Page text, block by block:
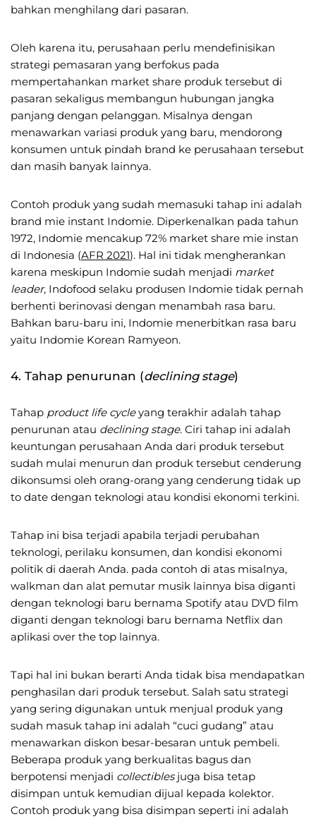
bahkan menghilang dari pasaran.
Oleh karena itu, perusahaan perlu mendefinisikan
strategi pemasaran yang berfokus pada
mempertahankan market share produk tersebut di
pasaran sekaligus membangun hubungan jangka
panjang dengan pelanggan. Misalnya dengan
menawarkan variasi produk yang baru, mendorong
konsumen untuk pindah brand ke perusahaan tersebut
dan masih banyak lainnya.
Contoh produk yang sudah memasuki tahap ini adalah
brand mie instant Indomie. Diperkenalkan pada tahun
1972, Indomie mencakup 72% market share mie instan
di Indonesia (AFR 2021). Hal ini tidak mengherankan
karena meskipun Indomie sudah menjadi market
leader, Indofood selaku produsen Indomie tidak pernah
berhenti berinovasi dengan menambah rasa baru.
Bahkan baru-baru ini, Indomie menerbitkan rasa baru
yaitu Indomie Korean Ramyeon.
4. Tahap penurunan (declining stage)
Tahap product life cycleyang terakhir adalah tahap
penurunan atau declining stage. Ciri tahap ini adalah
keuntungan perusahaan Anda dari produk tersebut
sudah mulai menurun dan produk tersebut cenderung
dikonsumsi oleh orang-orang yang cenderung tidak up
to date dengan teknologi atau kondisi ekonomi terkini.
Tahap ini bisa terjadi apabila terjadi perubahan
teknologi, perilaku konsumen, dan kondisi ekonomi
politik di daerah Anda. pada contoh di atas misalnya,
walkman dan alat pemutar musik lainnya bisa diganti
dengan teknologi baru bernama Spotify atau DVD film
diganti dengan teknologi baru bernama Netflix dan
aplikasi over the top lainnya.
Tapi hal ini bukan berarti Anda tidak bisa mendapatkan
penghasilan dari produk tersebut. Salah satu strategi
yang sering digunakan untuk menjual produk yang
sudah masuk tahap ini adalah “cuci gudang” atau
menawarkan diskon besar-besaran untuk pembeli.
Beberapa produk yang berkualitas bagus dan
berpotensi menjadi collectiblesjuga bisa tetap
disimpan untuk kemudian dijual kepada kolektor.
Contoh produk yang bisa disimpan seperti ini adalah